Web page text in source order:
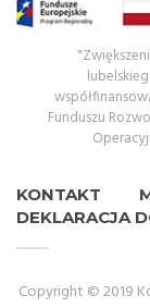
KONTAKT
DEKLARACJA
Copyright © 2019
Funduszu